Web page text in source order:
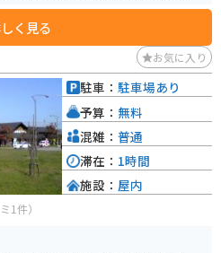
く見る
お気に入り
1件）
駐車： 駐車場あり
予算： 無料
混雑： 普通
滞在： 1時間
施設： 屋内